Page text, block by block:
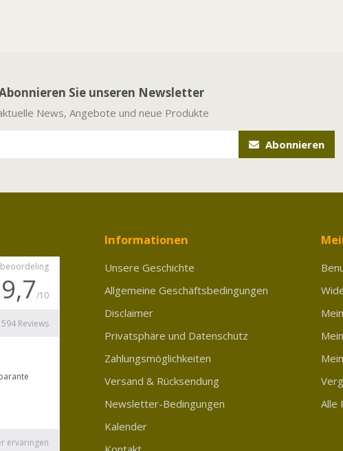
Sie unseren Newsletter
News, Angebote und neue Produkte
Abonnieren
Informationen
Unsere Geschichte
Allgemeine Geschäftsbedingungen
Disclaimer
Privatsphäre und Datenschutz
Zahlungsmöglichkeiten
Versand & Rücksendung
Newsletter-Bedingungen
Kalender
Alle